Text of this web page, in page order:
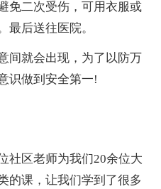
免二次受伤，可用衣服或
最后送往医院。
就会出现，为了以防万
识做到安全第一!
区老师为我们20余位大
的课，让我们学到了很多